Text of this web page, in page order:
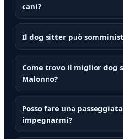
cani?
Il dog sitter può
Come trovo il miglior dog
Malonno?
Posso fare una
impegnarmi?